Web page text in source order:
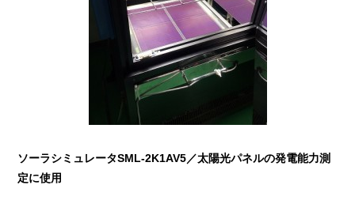
ソーラシミュレータSML-2K1AV5／太陽光パネルの発電能力測
定に使用